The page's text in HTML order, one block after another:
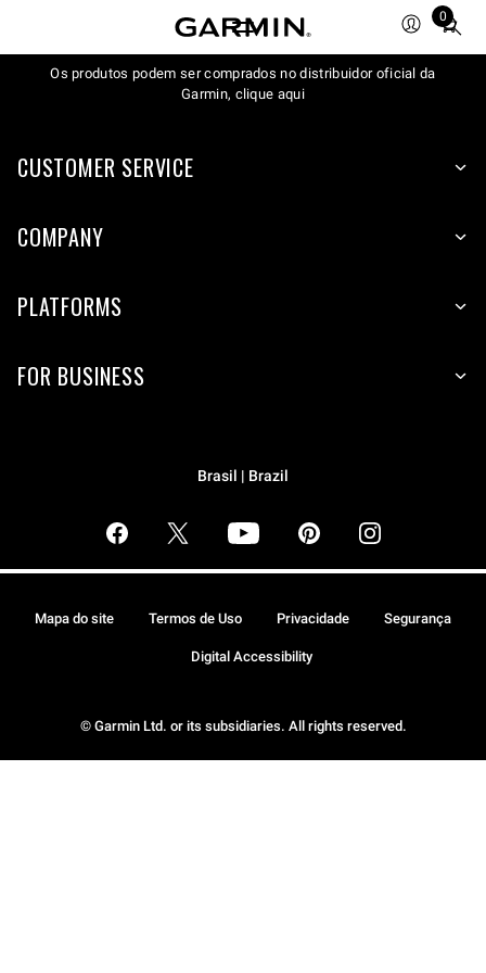
0
Total
items
in
Os produtos podem ser comprados no distribuidor oficial da
Garmin, clique aqui
CUSTOMER SERVICE
COMPANY
PLATFORMS
FOR BUSINESS
Brasil | Brazil
© Garmin Ltd. or its subsidiaries. All rights reserved.
Mapa do site Termos de Uso Privacidade Segurança
Digital Accessibility